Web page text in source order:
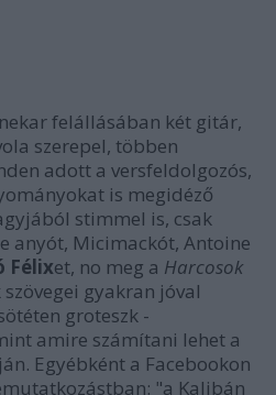
felállásában két gitár,
szerepel, többen
adott a versfeldolgozós,
is megidéző
stimmel is, csak
anyót, Micimackót, Antoine
Félixet, no meg a Harcosok
gyakran jóval
groteszk -
amire számítani lehet a
Egyébként a Facebookon
"a Kalibán